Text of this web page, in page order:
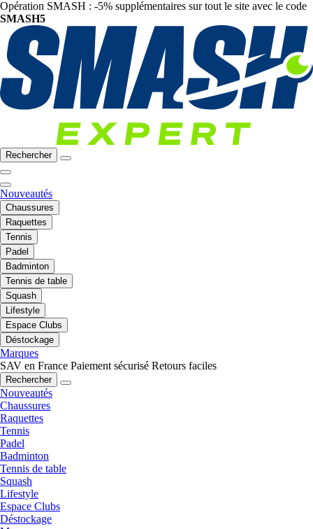
Opération SMASH : -5% supplémentaires sur tout le site avec le code
SMASH5
Rechercher
Nouveautés
Chaussures
Raquettes
Tennis
Padel
Badminton
Tennis de table
Squash
Lifestyle
Espace Clubs
Déstockage
Marques
SAV en France Paiement sécurisé Retours faciles
Rechercher
Nouveautés
Chaussures
Raquettes
Tennis
Padel
Badminton
Tennis de table
Squash
Lifestyle
Espace Clubs
Déstockage